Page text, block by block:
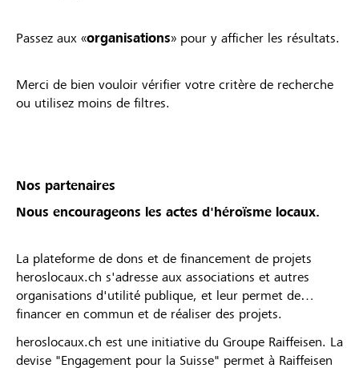
Passez aux «organisations» pour y afficher les résultats.
Merci de bien vouloir vérifier votre critère de recherche
ou utilisez moins de filtres.
Nos partenaires
Nous encourageons les actes d'héroïsme locaux.
La plateforme de dons et de financement de projets
heroslocaux.ch s'adresse aux associations et autres
organisations d'utilité publique, et leur permet de
financer en commun et de réaliser des projets.
heroslocaux.ch est une initiative du Groupe Raiffeisen. La
devise "Engagement pour la Suisse" permet à Raiffeisen